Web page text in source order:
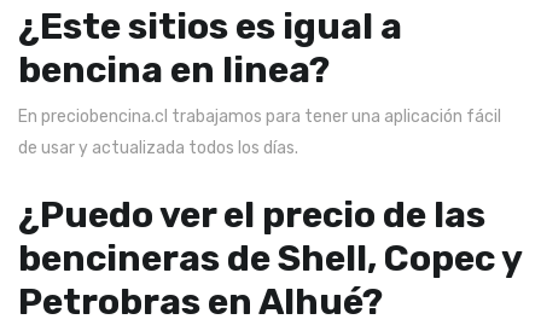
¿Este sitios es igual a
bencina en linea?
En preciobencina.cl trabajamos para tener una aplicación fácil
de usar y actualizada todos los días.
¿Puedo ver el precio de las
bencineras de Shell, Copec y
Petrobras en Alhué?